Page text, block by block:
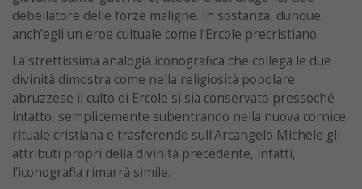
debellatore delle forze maligne. In sostanza, dunque,
anch’egli un eroe cultuale come l’Ercole precristiano.
La strettissima analogia iconografica che collega le due
divinità dimostra come nella religiosità popolare
abruzzese il culto di Ercole si sia conservato pressoché
intatto, semplicemente subentrando nella nuova cornice
rituale cristiana e trasferendo sull’Arcangelo Michele gli
attributi propri della divinità precedente, infatti,
l’iconografia rimarrà simile.